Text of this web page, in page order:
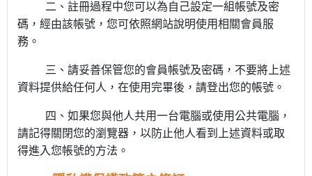
二、註冊過程中您可以為自己設定一組帳號及密
碼，經由該帳號，您可依照網站說明使用相關會員服
務。
三、請妥善保管您的會員帳號及密碼，不要將上述
資料提供給任何人，在使用完畢後，請登出您的帳號。
四、如果您與他人共用一台電腦或使用公共電腦，
請記得關閉您的瀏覽器，以防止他人看到上述資料或取
得進入您帳號的方法。